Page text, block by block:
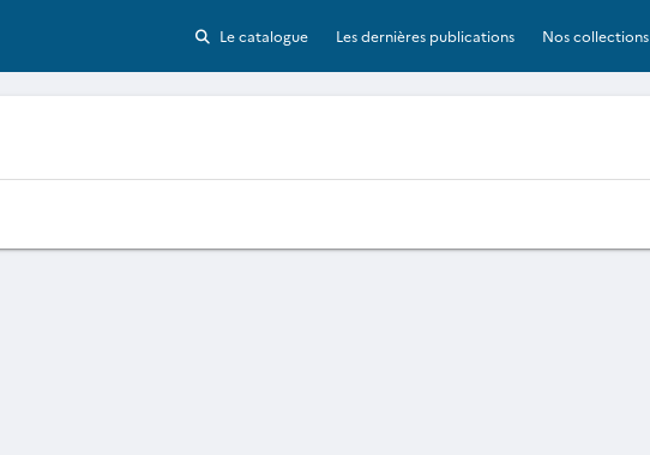
Le catalogue Les dernières publications Nos collections